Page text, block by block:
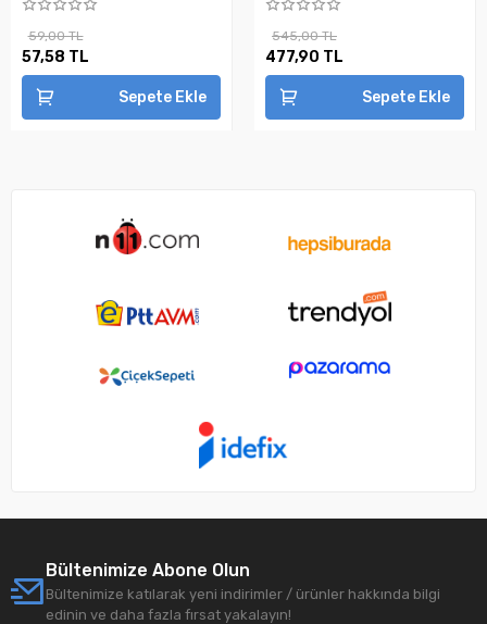
59,00 TL
57,58 TL
Sepete Ekle
545,00 TL
477,90 TL
Sepete Ekle
Bültenimize Abone Olun
Bültenimize katılarak yeni indirimler / ürünler hakkında bilgi
edinin ve daha fazla fırsat yakalayın!